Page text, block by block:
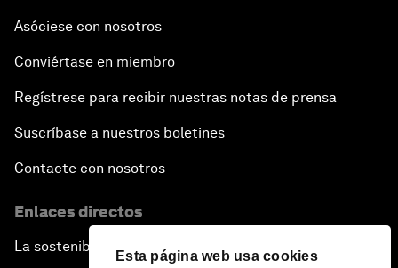
Esta página web usa cookies
Asóciese con nosotros
Conviértase en miembro
Regístrese para recibir nuestras notas de prensa
Suscríbase a nuestros boletines
Contacte con nosotros
Enlaces directos
La sostenibilidad en el Foro